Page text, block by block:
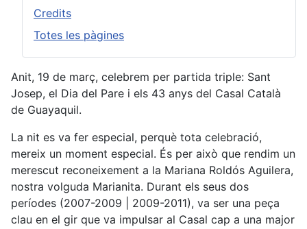
Credits
Totes les pàgines
Anit, 19 de març, celebrem per partida triple: Sant
Josep, el Dia del Pare i els 43 anys del Casal Català
de Guayaquil.
La nit es va fer especial, perquè tota celebració,
mereix un moment especial. És per això que rendim un
merescut reconeixement a la Mariana Roldós Aguilera,
nostra volguda Marianita. Durant els seus dos
períodes (2007-2009 | 2009-2011), va ser una peça
clau en el gir que va impulsar al Casal cap a una major